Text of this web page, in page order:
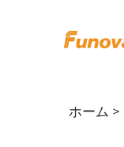
ホーム >